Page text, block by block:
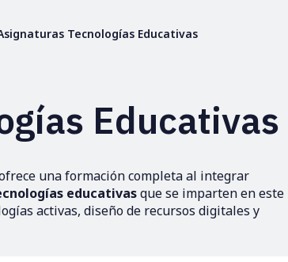
Tecnologías Educativas
Educativas
una formación completa al integrar
educativasque se imparten en este
activas, diseño de recursos digitales y